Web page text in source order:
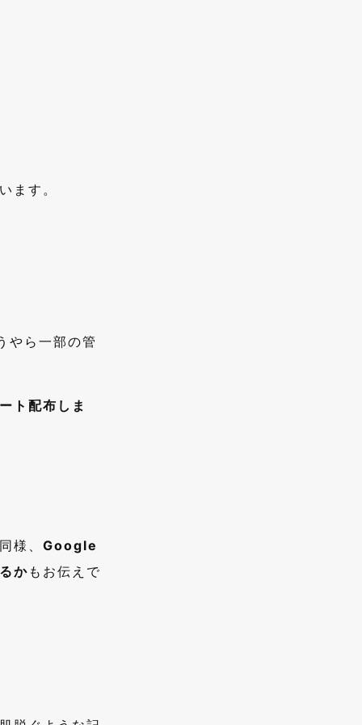
ます。
やら一部の管
ト配布しま
様、Google
か もお伝えで